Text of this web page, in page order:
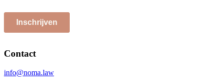
Contact
info@noma.law